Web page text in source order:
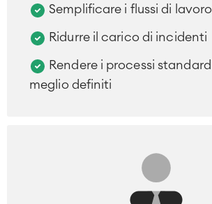
Semplificare i flussi di lavoro
Ridurre il carico di incidenti
Rendere i processi
meglio definiti